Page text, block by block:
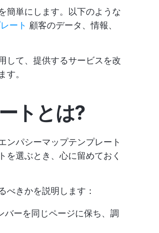
簡単にします。以下のような
ート 顧客のデータ、情報、
して、提供するサービスを改
す。
トとは?
ンパシーマップテンプレート
を選ぶとき、心に留めておく
べきかを説明します：
ーを同じページに保ち、調